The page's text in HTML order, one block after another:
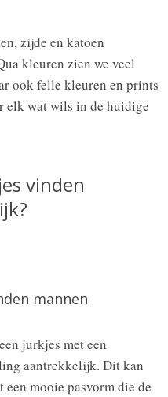
zijde en katoen
kleuren zien we veel
ook felle kleuren en prints
elk wat wils in de huidige
vinden
mannen
jurkjes met een
aantrekkelijk. Dit kan
mooie pasvorm die de